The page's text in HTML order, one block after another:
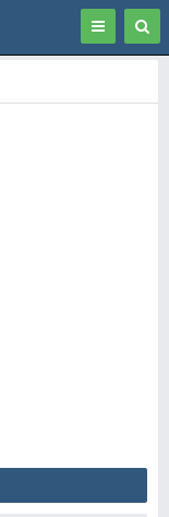
Toggle
navigation